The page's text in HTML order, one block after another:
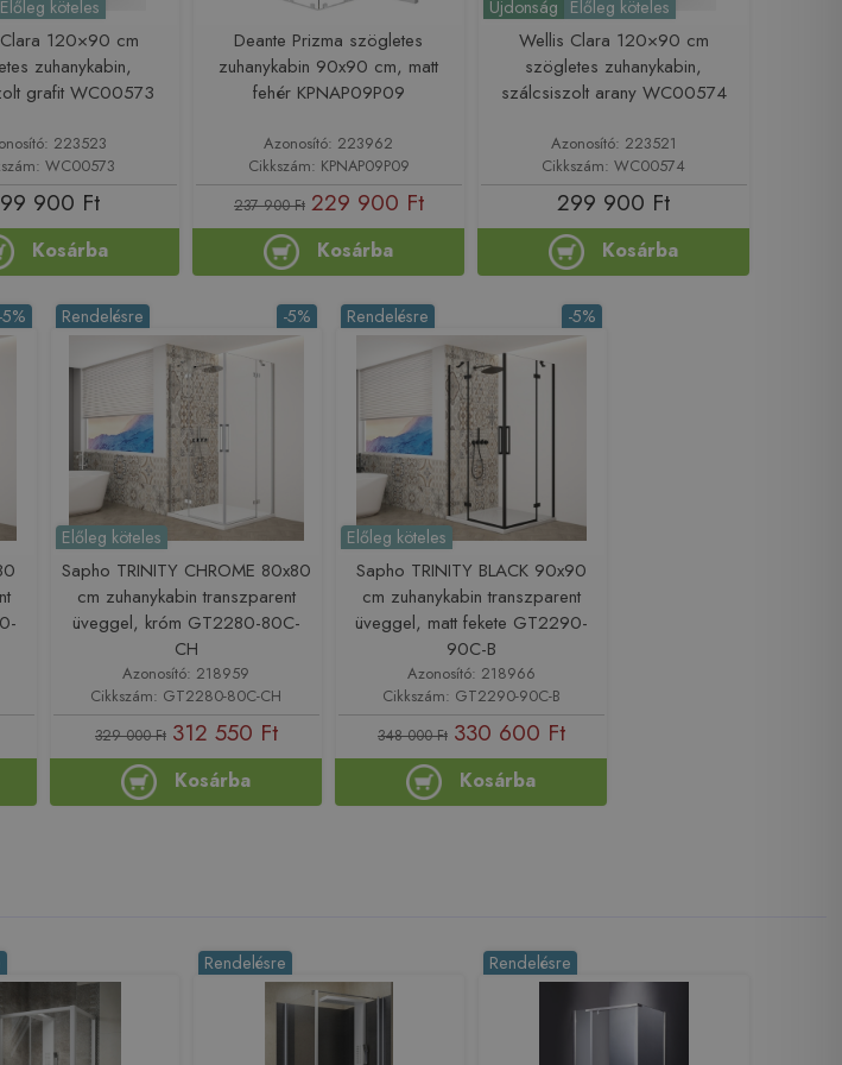
Előleg köteles
120×90 cm
zuhanykabin,
grafit WC00573
223523
WC00573
900 Ft
Kosárba
Deante Prizma szögletes
zuhanykabin 90x90 cm, matt
fehér KPNAP09P09
Azonosító: 223962
Cikkszám: KPNAP09P09
237 900 Ft 229 900 Ft
Kosárba
Újdonság Előleg köteles
Wellis Clara 120×90 cm
szögletes zuhanykabin,
szálcsiszolt arany WC00574
Azonosító: 223521
Cikkszám: WC00574
299 900 Ft
Kosárba
-5% -5%
Rendelésre
Előleg köteles
Sapho TRINITY CHROME 80x80
cm zuhanykabin transzparent
üveggel, króm GT2280-80C-
CH
Azonosító: 218959
Cikkszám: GT2280-80C-CH
329 000 Ft 312 550 Ft
Kosárba
-5%
Rendelésre
Előleg köteles
Sapho TRINITY BLACK 90x90
cm zuhanykabin transzparent
üveggel, matt fekete GT2290-
90C-B
Azonosító: 218966
Cikkszám: GT2290-90C-B
348 000 Ft 330 600 Ft
Kosárba
Rendelésre Rendelésre